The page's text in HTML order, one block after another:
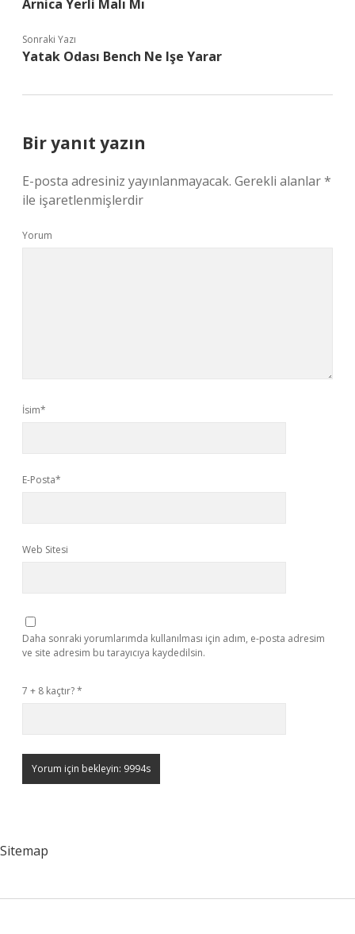
Arnica Yerli Malı Mı
Sonraki Yazı
Yatak Odası Bench Ne Işe Yarar
Bir yanıt yazın
E-posta adresiniz yayınlanmayacak. Gerekli alanlar*
ile işaretlenmişlerdir
Yorum
İsim*
E-Posta*
Web Sitesi
Daha sonraki yorumlarımda kullanılması için adım, e-posta adresim
ve site adresim bu tarayıcıya kaydedilsin.
7 + 8 kaçtır?*
Sitemap